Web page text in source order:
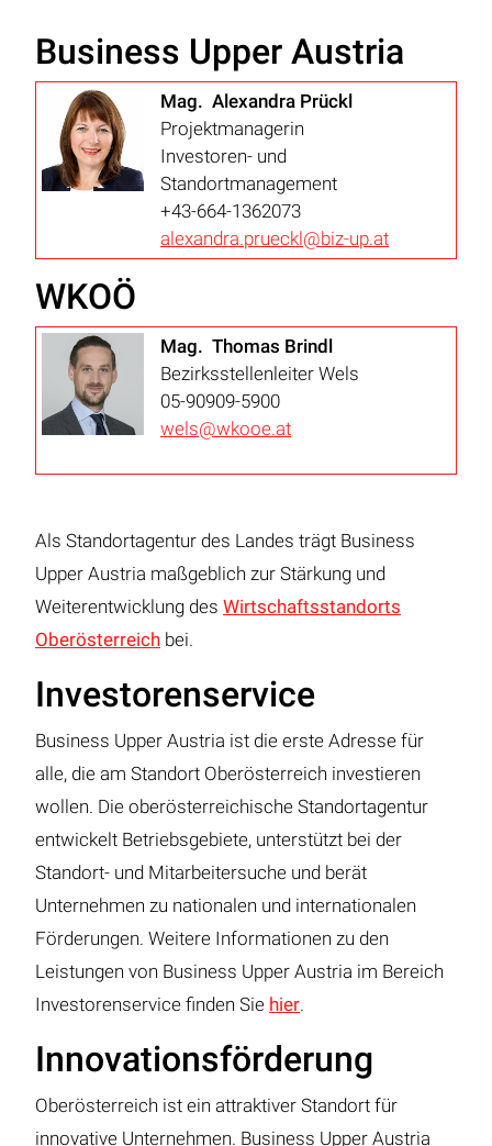
Business Upper Austria
Mag. Alexandra Prückl
Projektmanagerin
Investoren- und
Standortmanagement
+43-664-1362073
alexandra.prueckl@biz-up.at
WKOÖ
Mag. Thomas Brindl
Bezirksstellenleiter Wels
05-90909-5900
wels@wkooe.at
Als Standortagentur des Landes trägt Business
Upper Austria maßgeblich zur Stärkung und
Weiterentwicklung des Wirtschaftsstandorts
Oberösterreich bei.
Investorenservice
Business Upper Austria ist die erste Adresse für
alle, die am Standort Oberösterreich investieren
wollen. Die oberösterreichische Standortagentur
entwickelt Betriebsgebiete, unterstützt bei der
Standort- und Mitarbeitersuche und berät
Unternehmen zu nationalen und internationalen
Förderungen. Weitere Informationen zu den
Leistungen von Business Upper Austria im Bereich
Investorenservice finden Sie hier.
Innovationsförderung
Oberösterreich ist ein attraktiver Standort für
innovative Unternehmen. Business Upper Austria